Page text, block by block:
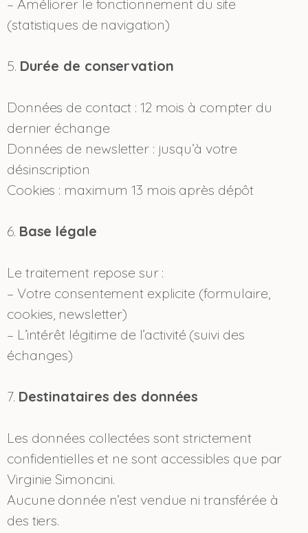
– Améliorer le fonctionnement du site
(statistiques de navigation)
5. Durée de conservation
Données de contact : 12 mois à compter du
dernier échange
Données de newsletter : jusqu’à votre
désinscription
Cookies : maximum 13 mois après dépôt
6. Base légale
Le traitement repose sur :
– Votre consentement explicite (formulaire,
cookies, newsletter)
– L’intérêt légitime de l’activité (suivi des
échanges)
7. Destinataires des données
Les données collectées sont strictement
confidentielles et ne sont accessibles que par
Virginie Simoncini.
Aucune donnée n’est vendue ni transférée à
des tiers.